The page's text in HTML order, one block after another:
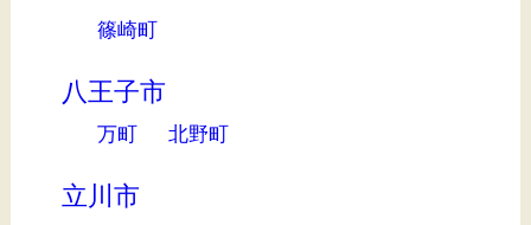
篠崎町
八王子市
万町 北野町
立川市